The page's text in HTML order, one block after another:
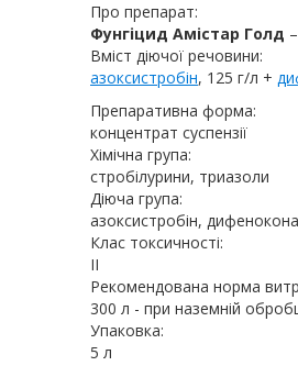
Про препарат:
Фунгіцид Амістар Голд –
Вміст діючої речовини:
азоксистробін, 125 г/л +
Препаративна форма:
концентрат суспензії
Хімічна група:
стробілурини, триазоли
Діюча група:
азоксистробін,
Клас токсичності:
II
Рекомендована норма
300 л - при наземній
Упаковка:
5 л